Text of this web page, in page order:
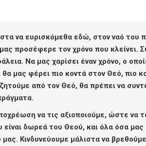
να ευρισκόμεθα εδώ, στον ναό του
προσέφερε τον χρόνο που κλείνει.
Να μας χαρίσει έναν χρόνο, ο
μας φέρει πιο κοντά στον Θεό, πιο
από τον Θεό, θα πρέπει να
να τις αξιοποιούμε, ώστε να
είναι δωρεά του Θεού, και όλα όσα μας
Κινδυνεύουμε μάλιστα να βρεθούμε